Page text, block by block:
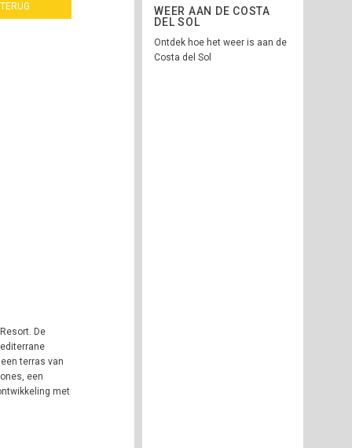
TERUG
De
terras van
een
met
WEER AAN DE COSTA
DEL SOL
Ontdek hoe het weer is aan de
Costa del Sol